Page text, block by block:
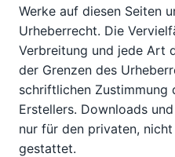
Werke auf diesen Seiten
Urheberrecht. Die
Verbreitung und jede Art
der Grenzen des
schriftlichen Zustimmung
Erstellers. Downloads
nur für den privaten,
gestattet.